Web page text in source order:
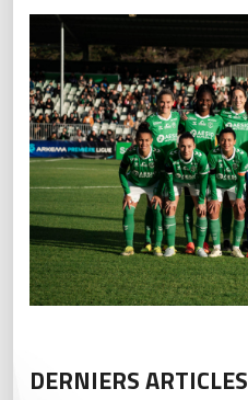
DERNIERS ARTICLES